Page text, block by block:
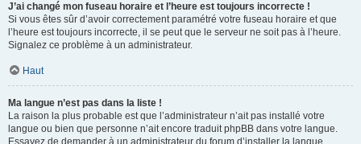
J’ai changé mon fuseau horaire et l’heure est toujours incorrecte !
Si vous êtes sûr d’avoir correctement paramétré votre fuseau horaire et que
l’heure est toujours incorrecte, il se peut que le serveur ne soit pas à l’heure.
Signalez ce problème à un administrateur.
Haut
Ma langue n’est pas dans la liste !
La raison la plus probable est que l’administrateur n’ait pas installé votre
langue ou bien que personne n’ait encore traduit phpBB dans votre langue.
Essayez de demander à un administrateur du forum d’installer la langue